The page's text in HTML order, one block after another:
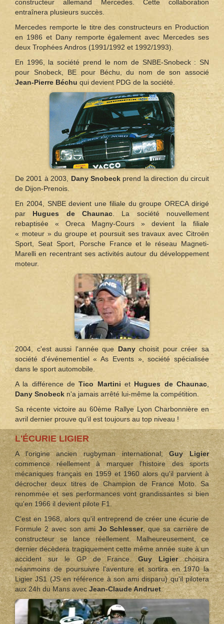
constructeur allemand Mercedes. Cette collaboration
entraînera plusieurs succès.
Mercedes remporte le titre des constructeurs en Production
en 1986 et Dany remporte également avec Mercedes ses
deux Trophées Andros (1991/1992 et 1992/1993).
En 1996, la société prend le nom de SNBE-Snobeck : SN
pour Snobeck, BE pour Béchu, du nom de son associé
Jean‑Pierre Béchu qui devient PDG de la société.
De 2001 à 2003, Dany Snobeck prend la direction du circuit
de Dijon-Prenois.
En 2004, SNBE devient une filiale du groupe ORECA dirigé
par Hugues de Chaunac . La société nouvellement
rebaptisée « Oreca Magny-Cours » devient la filiale
« moteur » du groupe et poursuit ses travaux avec Citroën
Sport, Seat Sport, Porsche France et le réseau Magneti-
Marelli en recentrant ses activités autour du développement
moteur.
2004, c'est aussi l'année que Danychoisit pour créer sa
société d'événementiel « As Events », société spécialisée
dans le sport automobile.
A la différence deTico Martiniet Hugues de Chaunac
Dany Snobeck n'a jamais arrêté lui-même la compétition.
Sa récente victoire au 60ème Rallye Lyon Charbonnière en
avril dernier prouve qu'il est toujours au top niveau !
L'ÉCURIE LIGIER
A l'origine ancien rugbyman international,Guy Ligier
commence réellement à marquer l'histoire des sports
mécaniques français en 1959 et 1960 alors qu'il parvient à
décrocher deux titres de Champion de France Moto. Sa
renommée et ses performances vont grandissantes si bien
qu'en 1966 il devient pilote F1.
C'est en 1968, alors qu'il entreprend de créer une écurie de
Formule 2 avec son ami Jo Schlesser, que sa carrière de
constructeur se lance réellement. Malheureusement, ce
dernier décèdera tragiquement cette même année suite à un
accident sur le GP de France.Guy Ligierchoisira
néanmoins de poursuivre l'aventure et sortira en 1970 la
Ligier JS1 (JS en référence à son ami disparu) qu'il pilotera
aux 24h du Mans avec Jean-Claude Andruet.